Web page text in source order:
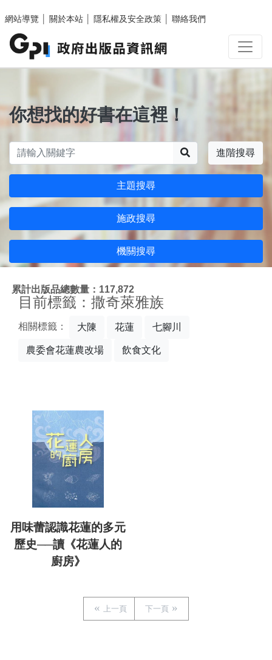
網站導覽
關於本站 隱私權及安全政策 聯絡我們
你想找的好書在這裡！
進階搜尋
主題搜尋
施政搜尋
機關搜尋
累計出版品總數量：117,872
目前標籤：撒奇萊雅族
相關標籤： 大陳 花蓮 七腳川
農委會花蓮農改場 飲食文化
用味蕾認識花蓮的多元
歷史──讀《花蓮人的
廚房》
上一頁 下一頁